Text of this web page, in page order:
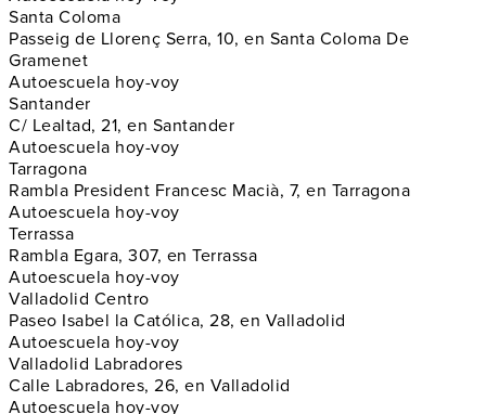
Santa Coloma
Passeig de Llorenç Serra, 10, en Santa Coloma De
Gramenet
Autoescuela hoy-voy
Santander
C/ Lealtad, 21, en Santander
Autoescuela hoy-voy
Tarragona
Rambla President Francesc Macià, 7, en Tarragona
Autoescuela hoy-voy
Terrassa
Rambla Egara, 307, en Terrassa
Autoescuela hoy-voy
Valladolid Centro
Paseo Isabel la Católica, 28, en Valladolid
Autoescuela hoy-voy
Valladolid Labradores
Calle Labradores, 26, en Valladolid
Autoescuela hoy-voy